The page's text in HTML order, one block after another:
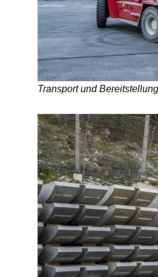
Transport und